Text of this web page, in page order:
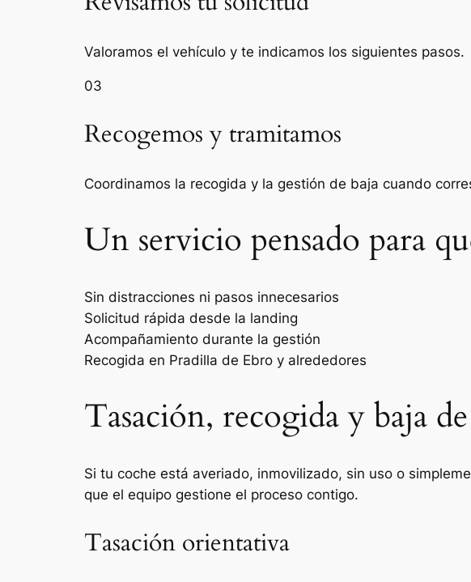
Valoramos el vehículo y te indicamos los siguientes pasos.
03
Recogemos y tramitamos
Coordinamos la recogida y la gestión de baja cuando
Un servicio pensado para
Sin distracciones ni pasos innecesarios
Solicitud rápida desde la landing
Acompañamiento durante la gestión
Recogida en Pradilla de Ebro y alrededores
Tasación, recogida y baja
Si tu coche está averiado, inmovilizado, sin uso o
que el equipo gestione el proceso contigo.
Tasación orientativa